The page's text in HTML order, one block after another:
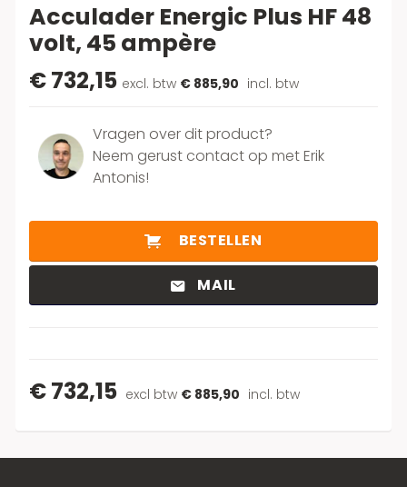
Acculader Energic Plus HF 48
volt, 45 ampère
€ 732,15 excl. btw € 885,90 incl. btw
Vragen over dit product?
Neem gerust contact op met Erik
Antonis!
BESTELLEN
MAIL
€ 732,15 excl btw € 885,90 incl. btw